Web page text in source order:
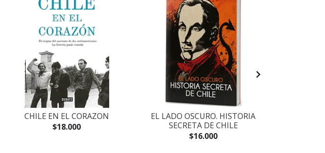
CHILE EN EL CORAZON
$18.000
EL LADO OSCURO. HISTORIA
SECRETA DE CHILE
$16.000